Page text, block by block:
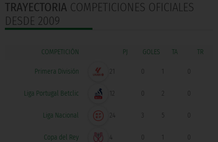
TRAYECTORIA COMPETICIONES OFICIALES
DESDE 2009
COMPETICIÓN GOLES
Primera División 21 0 1 0
Liga Portugal Betclic 12 0 2 0
Liga Nacional 24 3 5 0
Copa del Rey 4 0 1 0